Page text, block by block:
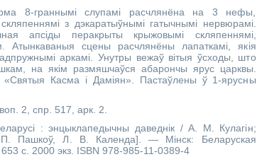
8-граннымі слупамі расчлянёна на 3 нефы,
з дэкаратыўнымі гатычнымі нервюрамі.
апсіды перакрыты крыжовымі скляпеннямі,
Атынкаваныя сцены расчлянёны лапаткамі, якія
аркамі. Унутры вежаў вітыя ўсходы, што
на якім размяшчаўся абарончы ярус царквы.
«Святыя Касма і Даміян». Пастаўлены ў 1-ярусны
2, спр. 517, арк. 2.
: энцыклапедычны даведнік / А. М. Кулагін;
П. Пашкоў, Л. В. Календа]. — Мінск: Беларуская
с. 2000 экз. ISBN 978-985-11-0389-4